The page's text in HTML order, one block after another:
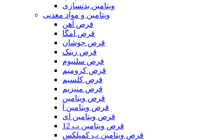
ویتامین بدنسازی
ویتامین و مواد معدنی
قرص آهن
قرص امگا
قرص جوشان
قرص زینک
قرص سلنیوم
قرص کرومیم
قرص کلسیم
قرص منیزیم
قرص ویتامین
قرص ویتامین آ
قرص ویتامین ای
قرص ویتامین ب 12
قرص ویتامین ب کمپلکس